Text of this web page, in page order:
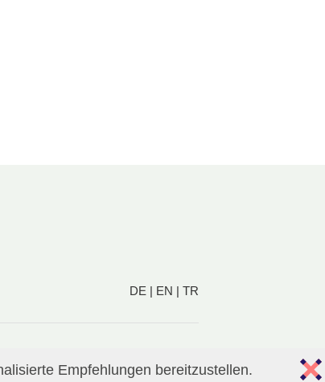
DE | EN | TR
Empfehlungen bereitzustellen.